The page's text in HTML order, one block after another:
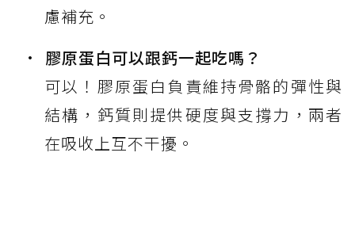
慮補充。
膠原蛋白可以跟鈣一起吃嗎？
可以！膠原蛋白負責維持骨骼的彈性與
結構，鈣質則提供硬度與支撐力，兩者
在吸收上互不干擾。